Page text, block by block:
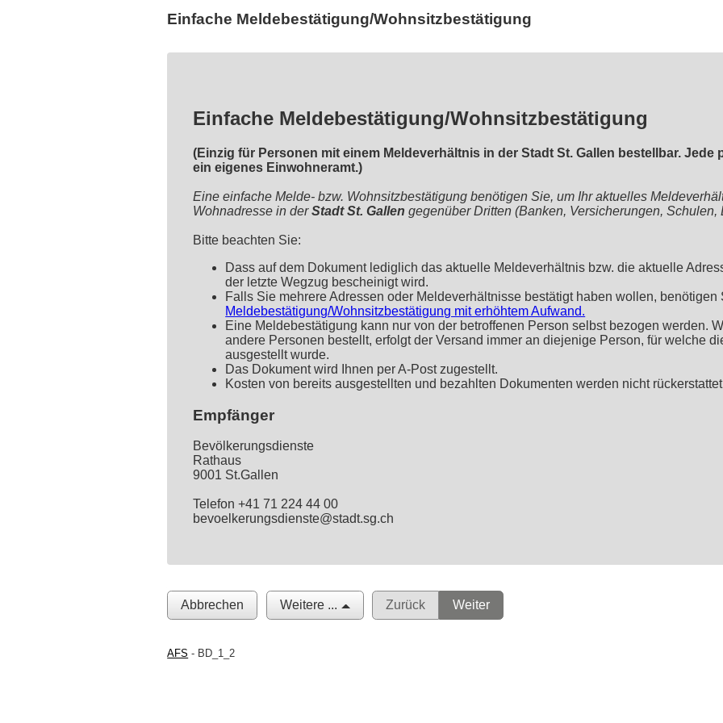
Einfache Meldebestätigung/Wohnsitzbestätigung
Einfache Meldebestätigung/Wohnsitzbestätigung
(Einzig für Personen mit einem Meldeverhältnis in der Stadt St. Gallen bestellbar. Jede
ein eigenes Einwohneramt.)
Eine einfache Melde- bzw. Wohnsitzbestätigung benötigen Sie, um Ihr aktuelles
Wohnadresse in derStadt St. Gallen gegenüber Dritten (Banken, Versicherungen, Schulen,
Bitte beachten Sie:
Dass auf dem Dokument lediglich das aktuelle Meldeverhältnis bzw. die aktuelle
der letzte Wegzug bescheinigt wird.
Falls Sie mehrere Adressen oder Meldeverhältnisse bestätigt haben wollen, benötigen
Meldebestätigung/Wohnsitzbestätigung mit erhöhtem Aufwand.
Eine Meldebestätigung kann nur von der betroffenen Person selbst bezogen werden.
andere Personen bestellt, erfolgt der Versand immer an diejenige Person, für welche
ausgestellt wurde.
Das Dokument wird Ihnen per A-Post zugestellt.
Kosten von bereits ausgestellten und bezahlten Dokumenten werden nicht
Empfänger
Bevölkerungsdienste
Rathaus
9001 St.Gallen
Telefon +41 71 224 44 00
bevoelkerungsdienste@stadt.sg.ch
Abbrechen Weitere ... Zurück Weiter
AFS - BD_1_2